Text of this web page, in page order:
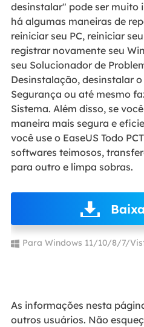
desinstalar" pode ser muito
há algumas maneiras de
reiniciar seu PC, reiniciar
registrar novamente seu
seu Solucionador de
Desinstalação, desinstalar
Segurança ou até mesmo
Sistema. Além disso, se
maneira mais segura e
você use o EaseUS Todo
softwares teimosos,
para outro e limpa sobras.
Para Windows 11/10/8/7/
As informações nesta
outros usuários. Não